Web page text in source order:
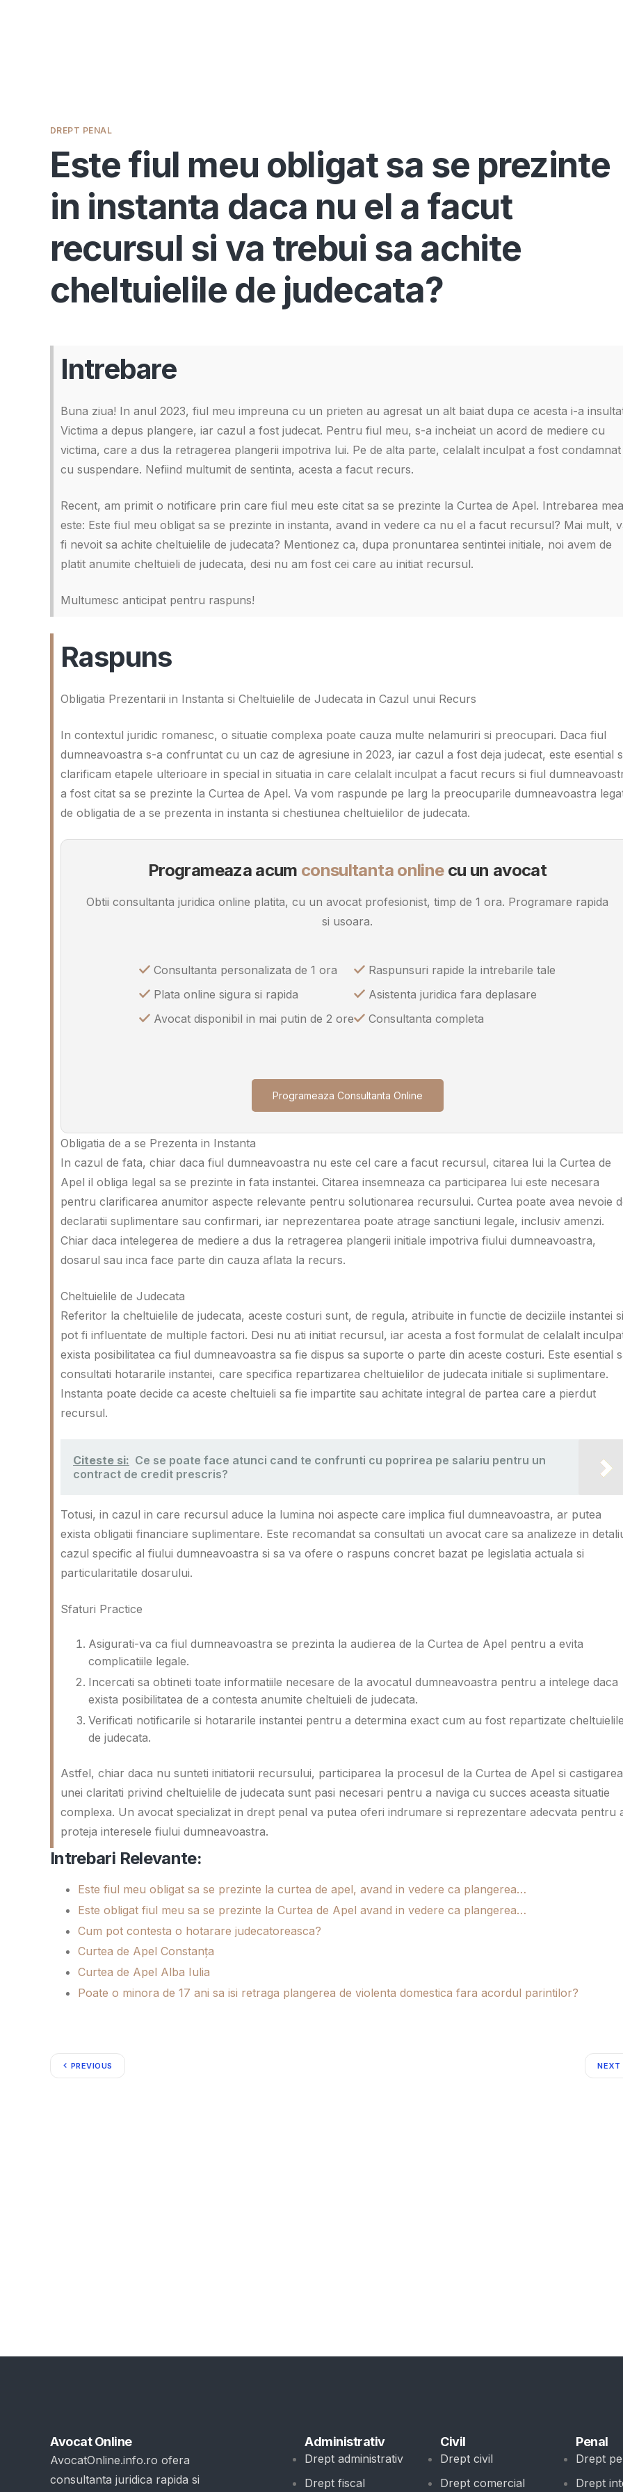
DREPT PENAL
Este fiul meu obligat sa se prezinte
in instanta daca nu el a facut
recursul si va trebui sa achite
cheltuielile de judecata?
Intrebare
Buna ziua! In anul 2023, fiul meu impreuna cu un prieten au agresat un alt baiat dupa ce acesta i-a
Victima a depus plangere, iar cazul a fost judecat. Pentru fiul meu, s-a incheiat un acord de mediere cu
victima, care a dus la retragerea plangerii impotriva lui. Pe de alta parte, celalalt inculpat a fost condamnat
cu suspendare. Nefiind multumit de sentinta, acesta a facut recurs.
Recent, am primit o notificare prin care fiul meu este citat sa se prezinte la Curtea de Apel. Intrebarea mea
este: Este fiul meu obligat sa se prezinte in instanta, avand in vedere ca nu el a facut recursul? Mai mult,
fi nevoit sa achite cheltuielile de judecata? Mentionez ca, dupa pronuntarea sentintei initiale, noi avem de
platit anumite cheltuieli de judecata, desi nu am fost cei care au initiat recursul.
Multumesc anticipat pentru raspuns!
Raspuns
Obligatia Prezentarii in Instanta si Cheltuielile de Judecata in Cazul unui Recurs
In contextul juridic romanesc, o situatie complexa poate cauza multe nelamuriri si preocupari. Daca fiul
dumneavoastra s-a confruntat cu un caz de agresiune in 2023, iar cazul a fost deja judecat, este esential
clarificam etapele ulterioare in special in situatia in care celalalt inculpat a facut recurs si fiul
a fost citat sa se prezinte la Curtea de Apel. Va vom raspunde pe larg la preocuparile dumneavoastra
de obligatia de a se prezenta in instanta si chestiunea cheltuielilor de judecata.
Programeaza acum consultanta onlinecu un avocat
Obtii consultanta juridica online platita, cu un avocat profesionist, timp de 1 ora. Programare rapida
si usoara.
Consultanta personalizata de 1 ora
Plata online sigura si rapida
Avocat disponibil in mai putin de 2 ore
Raspunsuri rapide la intrebarile tale
Asistenta juridica fara deplasare
Consultanta completa
Programeaza Consultanta Online
Obligatia de a se Prezenta in Instanta
In cazul de fata, chiar daca fiul dumneavoastra nu este cel care a facut recursul, citarea lui la Curtea de
Apel il obliga legal sa se prezinte in fata instantei. Citarea insemneaza ca participarea lui este necesara
pentru clarificarea anumitor aspecte relevante pentru solutionarea recursului. Curtea poate avea nevoie
declaratii suplimentare sau confirmari, iar neprezentarea poate atrage sanctiuni legale, inclusiv amenzi.
Chiar daca intelegerea de mediere a dus la retragerea plangerii initiale impotriva fiului dumneavoastra,
dosarul sau inca face parte din cauza aflata la recurs.
Cheltuielile de Judecata
Referitor la cheltuielile de judecata, aceste costuri sunt, de regula, atribuite in functie de deciziile instantei si
pot fi influentate de multiple factori. Desi nu ati initiat recursul, iar acesta a fost formulat de celalalt
exista posibilitatea ca fiul dumneavoastra sa fie dispus sa suporte o parte din aceste costuri. Este esential
consultati hotararile instantei, care specifica repartizarea cheltuielilor de judecata initiale si suplimentare.
Instanta poate decide ca aceste cheltuieli sa fie impartite sau achitate integral de partea care a pierdut
recursul.
Citeste si: Ce se poate face atunci cand te confrunti cu poprirea pe salariu pentru un
contract de credit prescris?
Totusi, in cazul in care recursul aduce la lumina noi aspecte care implica fiul dumneavoastra, ar putea
exista obligatii financiare suplimentare. Este recomandat sa consultati un avocat care sa analizeze in
cazul specific al fiului dumneavoastra si sa va ofere o raspuns concret bazat pe legislatia actuala si
particularitatile dosarului.
Sfaturi Practice
Asigurati-va ca fiul dumneavoastra se prezinta la audierea de la Curtea de Apel pentru a evita
complicatiile legale.
Incercati sa obtineti toate informatiile necesare de la avocatul dumneavoastra pentru a intelege daca
exista posibilitatea de a contesta anumite cheltuieli de judecata.
Verificati notificarile si hotararile instantei pentru a determina exact cum au fost repartizate cheltuielile
de judecata.
Astfel, chiar daca nu sunteti initiatorii recursului, participarea la procesul de la Curtea de Apel si castigarea
unei claritati privind cheltuielile de judecata sunt pasi necesari pentru a naviga cu succes aceasta situatie
complexa. Un avocat specializat in drept penal va putea oferi indrumare si reprezentare adecvata pentru
proteja interesele fiului dumneavoastra.
Intrebari Relevante:
Este fiul meu obligat sa se prezinte la curtea de apel, avand in vedere ca plangerea…
Este obligat fiul meu sa se prezinte la Curtea de Apel avand in vedere ca plangerea…
Cum pot contesta o hotarare judecatoreasca?
Curtea de Apel Constanța
Curtea de Apel Alba Iulia
Poate o minora de 17 ani sa isi retraga plangerea de violenta domestica fara acordul parintilor?
PREVIOUS NEXT
Avocat Online
AvocatOnline.info.ro ofera
consultanta juridica rapida si
Administrativ
Drept administrativ
Drept fiscal
Civil
Drept civil
Drept comercial
Penal
Drept
Drept